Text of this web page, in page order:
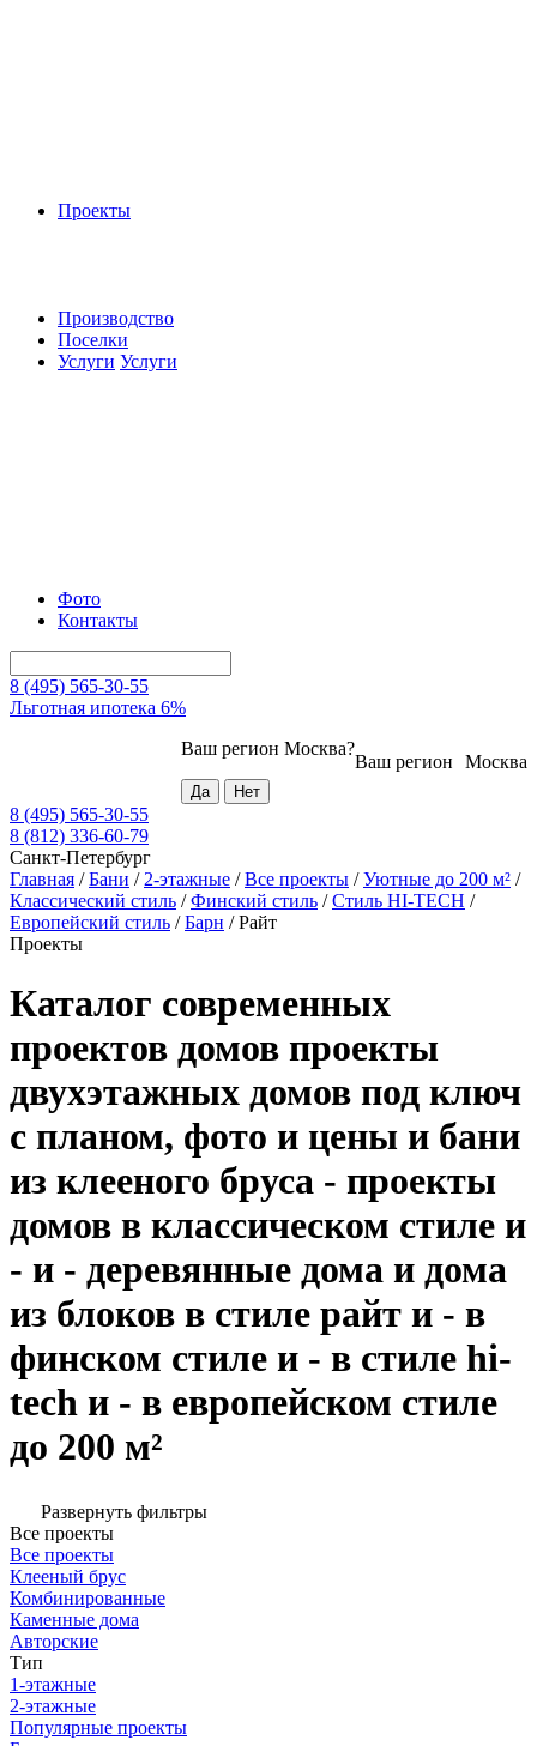
Проекты
Производство
Поселки
Услуги Услуги
Фото
Контакты
8 (495) 565-30-55
Льготная ипотека 6%
Москва
Ваш регион
Ваш регион Москва?
8 (495) 565-30-55
8 (812) 336-60-79
Санкт-Петербург
Главная /Бани / 2-этажные /Все проекты /Уютные до 200 м² /
Классический стиль /Финский стиль /Стиль HI-TECH /
Европейский стиль /Барн /Райт
Проекты
Каталог современных
проектов домов проекты
двухэтажных домов под ключ
с планом, фото и цены и бани
из клееного бруса - проекты
домов в классическом стиле и
- и - деревянные дома и дома
из блоков в стиле райт и - в
финском стиле и - в стиле hi-
tech и - в европейском стиле
до 200 м²
Развернуть фильтры
Все проекты
Все проекты
Клееный брус
Комбинированные
Каменные дома
Авторские
Тип
1-этажные
2-этажные
Популярные проекты